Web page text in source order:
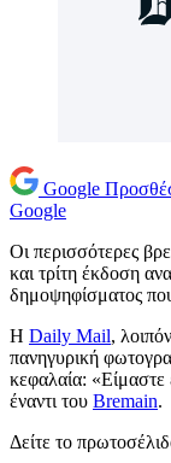
Google
Google
Οι περισσότερες
και τρίτη έκδοση
δημοψηφίσματος
Η Daily Mail,
πανηγυρική
κεφαλαία: «Είμαστε
έναντι του Bremain.
Δείτε τo